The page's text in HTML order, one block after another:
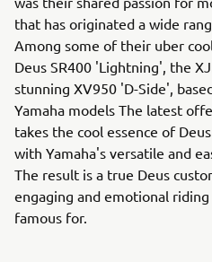
that has originated a wide
Among some of their uber
Deus SR400 'Lightning', the
stunning XV950 'D-Side',
Yamaha models The latest
takes the cool essence of
with Yamaha's versatile and
The result is a true Deus
engaging and emotional
famous for.